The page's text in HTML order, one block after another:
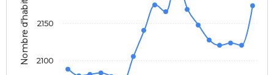
Nombre d'habitants 2100
2150